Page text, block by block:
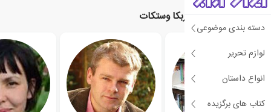
دسته بندی موضوعی
لوازم تحریر
انواع داستان
کتاب های برگزیده
نویسندگان مرتبط با ربکا وستکات